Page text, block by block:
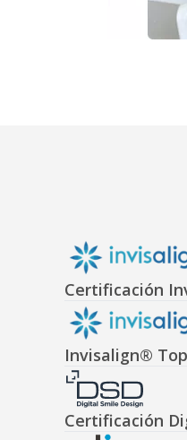
Certificación
Invisalign®
Certificación